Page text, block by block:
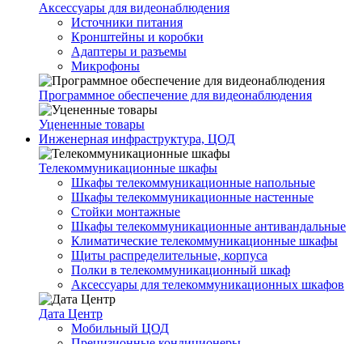
Аксессуары для видеонаблюдения
Источники питания
Кронштейны и коробки
Адаптеры и разъемы
Микрофоны
Программное обеспечение для видеонаблюдения
Уцененные товары
Инженерная инфраструктура, ЦОД
Телекоммуникационные шкафы
Шкафы телекоммуникационные напольные
Шкафы телекоммуникационные настенные
Стойки монтажные
Шкафы телекоммуникационные антивандальные
Климатические телекоммуникационные шкафы
Щиты распределительные, корпуса
Полки в телекоммуникационный шкаф
Аксессуары для телекоммуникационных шкафов
Дата Центр
Мобильный ЦОД